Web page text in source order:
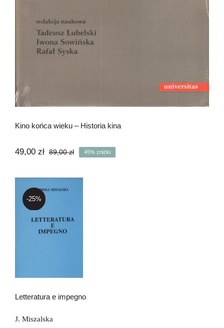
Kino końca wieku – Historia kina
89,00złPierwotna
wynosiła:
49,00 zł
Aktualna
wynosi:
45% zniżki
-25%
Letteratura e impegno
Letteratura e impegno
J. Miszalska